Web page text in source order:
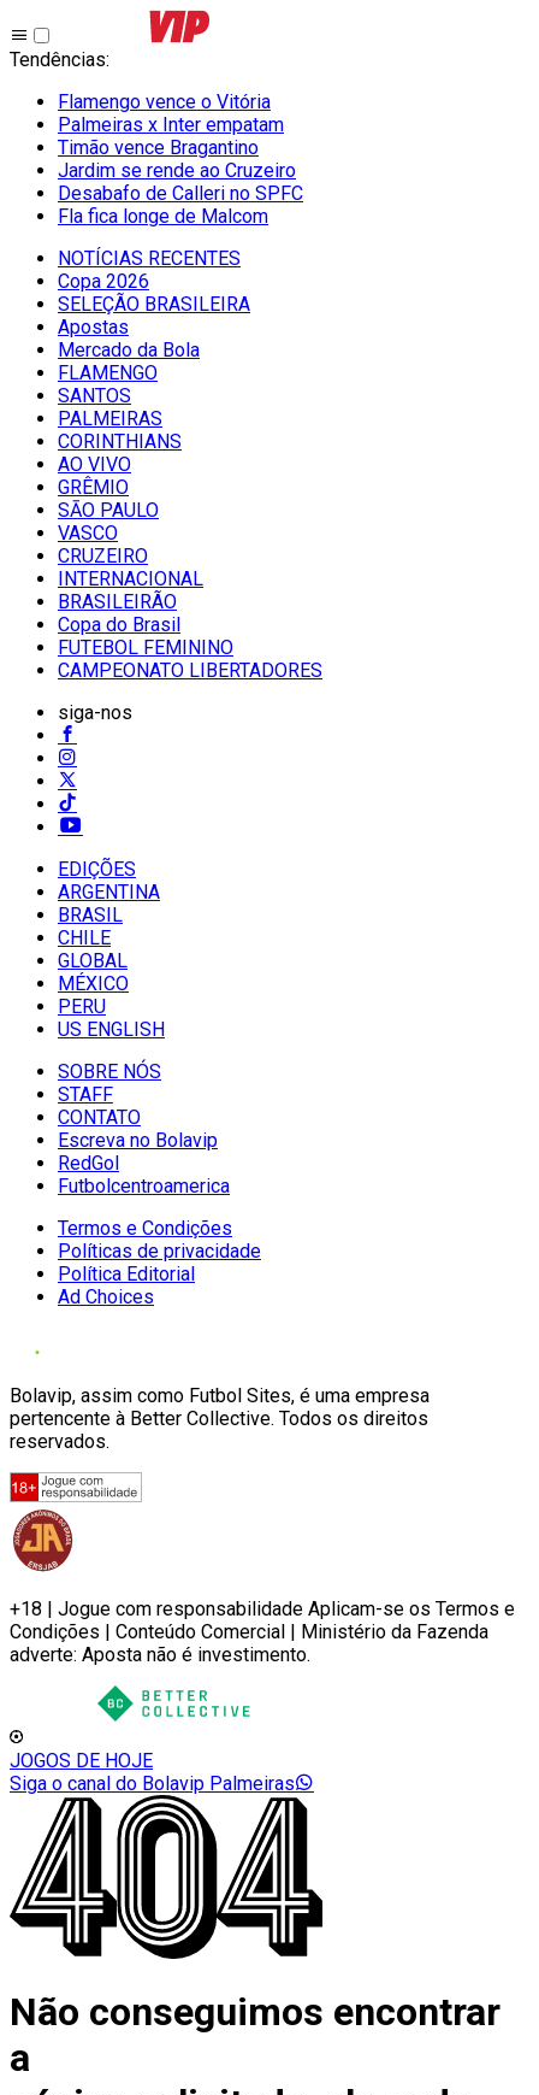
Tendências:
Flamengo vence o Vitória
Palmeiras x Inter empatam
Timão vence Bragantino
Jardim se rende ao Cruzeiro
Desabafo de Calleri no SPFC
Fla fica longe de Malcom
NOTÍCIAS RECENTES
Copa 2026
SELEÇÃO BRASILEIRA
Apostas
Mercado da Bola
FLAMENGO
SANTOS
PALMEIRAS
CORINTHIANS
AO VIVO
GRÊMIO
SĀO PAULO
VASCO
CRUZEIRO
INTERNACIONAL
BRASILEIRÃO
Copa do Brasil
FUTEBOL FEMININO
CAMPEONATO LIBERTADORES
siga-nos
EDIÇÕES
ARGENTINA
BRASIL
CHILE
GLOBAL
MÉXICO
PERU
US ENGLISH
SOBRE NÓS
STAFF
CONTATO
Escreva no Bolavip
RedGol
Futbolcentroamerica
Termos e Condições
Políticas de privacidade
Política Editorial
Ad Choices
Bolavip, assim como Futbol Sites, é uma empresa
pertencente à Better Collective. Todos os direitos
reservados.
+18 | Jogue com responsabilidade Aplicam-se os Termos e
Condições | Conteúdo Comercial | Ministério da Fazenda
adverte: Aposta não é investimento.
JOGOS DE HOJE
Siga o canal do Bolavip Palmeiras
Não conseguimos encontrar
a